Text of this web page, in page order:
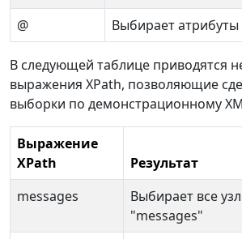
@
Выбирает атрибуты
В следующей таблице приводятся
выражения XPath, позволяющие
выборки по демонстрационному
Выражение
XPath
Результат
messages
Выбирает все
"messages"